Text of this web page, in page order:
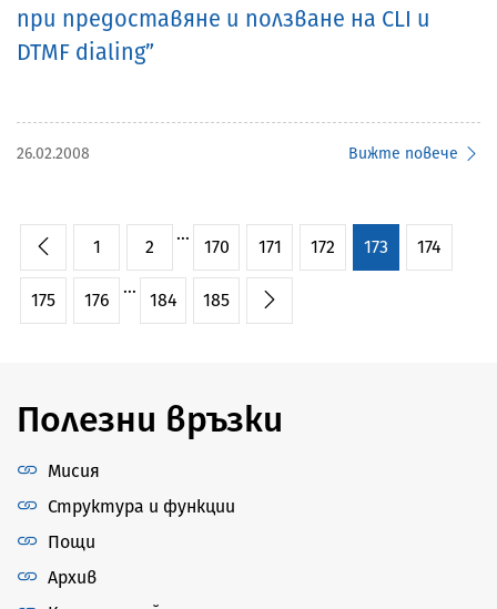
при предоставяне и ползване на CLI и
DTMF dialing”
26.02.2008 Вижте повече
1 2
...
170 171 172 173 174
175 176
...
184 185
Полезни връзки
Мисия
Структура и функции
Пощи
Архив